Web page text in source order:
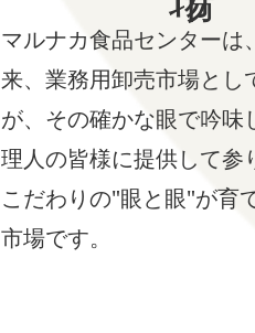
マルナカ食品センターは
来、業務用卸売市場とし
が、その確かな眼で吟味
理人の皆様に提供して参
こだわりの"眼と眼"が育
市場です。